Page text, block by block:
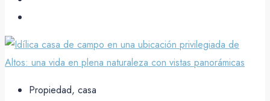
Propiedad, casa